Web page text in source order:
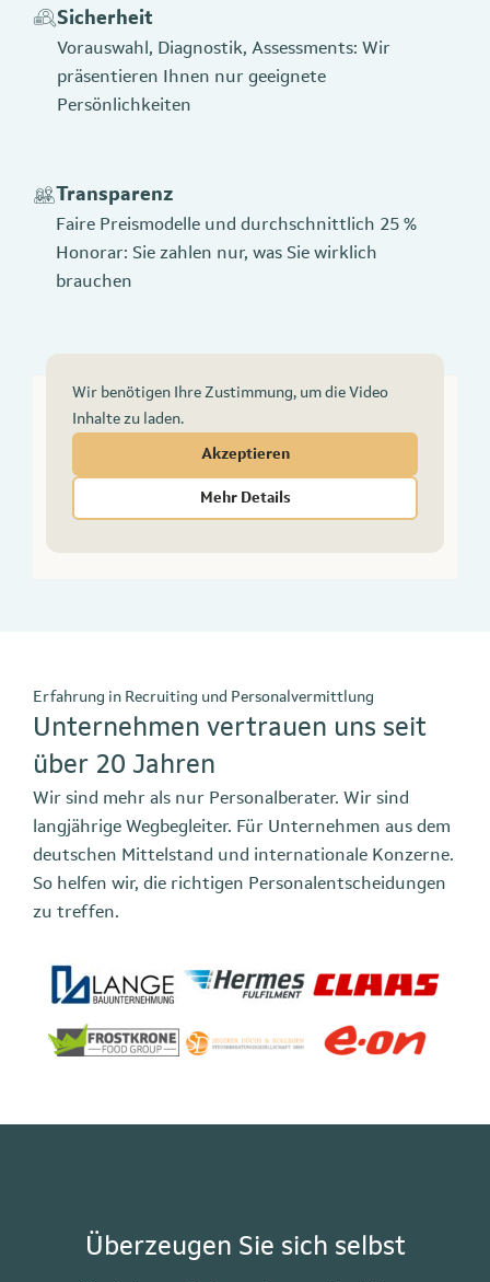
Sicherheit
Vorauswahl, Diagnostik, Assessments: Wir
präsentieren Ihnen nur geeignete
Persönlichkeiten
Transparenz
Faire Preismodelle und durchschnittlich 25 %
Honorar: Sie zahlen nur, was Sie wirklich
brauchen
Videoinhalte anzeigen
Wir benötigen Ihre Zustimmung, um die Video
Inhalte zu laden.
Akzeptieren
Mehr Details
Erfahrung in Recruiting und Personalvermittlung
Unternehmen vertrauen uns seit
über 20 Jahren
Wir sind mehr als nur Personalberater. Wir sind
langjährige Wegbegleiter. Für Unternehmen aus dem
deutschen Mittelstand und internationale Konzerne.
So helfen wir, die richtigen Personalentscheidungen
zu treffen.
Überzeugen Sie sich selbst